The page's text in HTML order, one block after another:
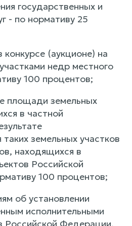
государственных и
- по нормативу 25
конкурсе (аукционе) на
недр местного
100 процентов;
площади земельных
в частной
земельных участков
находящихся в
Российской
100 процентов;
об установлении
исполнительными